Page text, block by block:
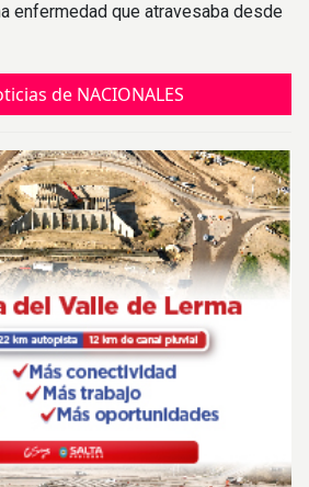
enfermedad que atravesaba desde
de NACIONALES